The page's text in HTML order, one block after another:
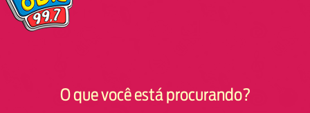
O que você está procurando?